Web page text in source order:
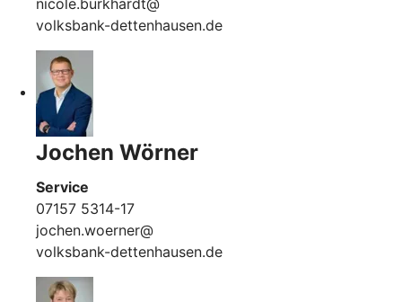
nicole.burkhardt@
volksbank-dettenhausen.de
Jochen Wörner
Service
07157 5314-17
jochen.woerner@
volksbank-dettenhausen.de